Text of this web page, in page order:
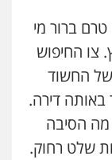
ברור מי
צו החיפוש
של החשוד
דירה.
מה הסיבה
שלט רחוק.